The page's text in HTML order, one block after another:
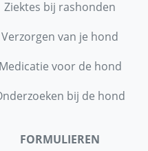
Ziektes bij rashonden
Verzorgen van je hond
Medicatie voor de hond
bij de hond
FORMULIEREN